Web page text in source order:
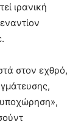
ιρανική
στον εχθρό,